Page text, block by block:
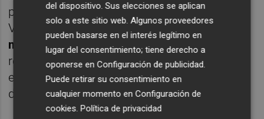
programa Kit Digital en la Comunitat
Valenciana, quese desarrollará en la
mañana del 1 de febrero , con
representantes de las empresas de la nueva
economía y de pymes de la provincia
de
Alicante.
del dispositivo. Sus elecciones se aplican
solo a este sitio web. Algunos proveedores
pueden basarse en el interés legítimo en
lugar del consentimiento; tiene derecho a
oponerse enConfiguración de publicidad
Puede retirar su consentimiento en
cualquier momento enConfiguración de
cookies .Política de privacidad